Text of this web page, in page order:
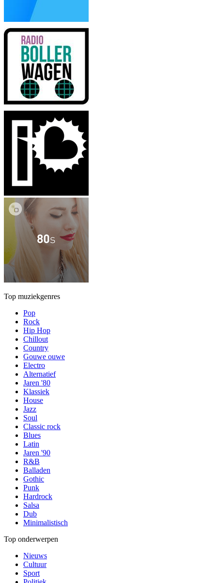
Top muziekgenres
Pop
Rock
Hip Hop
Chillout
Country
Gouwe ouwe
Electro
Alternatief
Jaren '80
Klassiek
House
Jazz
Soul
Classic rock
Blues
Latin
Jaren '90
R&B
Balladen
Gothic
Punk
Hardrock
Salsa
Dub
Minimalistisch
Top onderwerpen
Nieuws
Cultuur
Sport